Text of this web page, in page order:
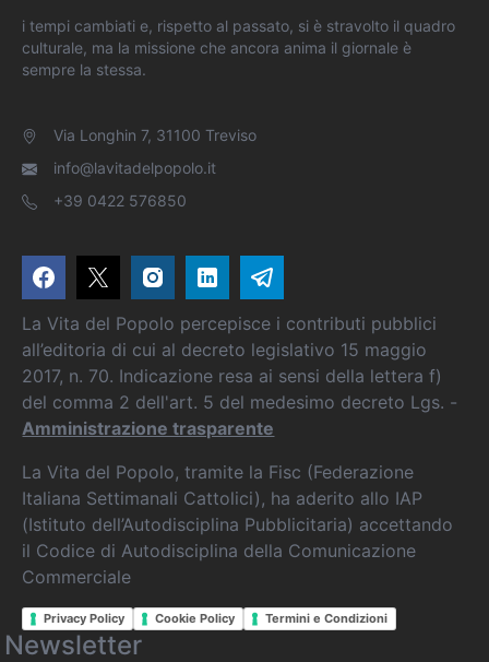
i tempi cambiati e, rispetto al passato, si è stravolto il quadro
culturale, ma la missione che ancora anima il giornale è
sempre la stessa.
Via Longhin 7, 31100 Treviso
info@lavitadelpopolo.it
+39 0422 576850
La Vita del Popolo percepisce i contributi pubblici
all’editoria di cui al decreto legislativo 15 maggio
2017, n. 70. Indicazione resa ai sensi della lettera f)
del comma 2 dell'art. 5 del medesimo decreto Lgs. -
Amministrazione trasparente
La Vita del Popolo, tramite la Fisc (Federazione
Italiana Settimanali Cattolici), ha aderito allo IAP
(Istituto dell’Autodisciplina Pubblicitaria) accettando
il Codice di Autodisciplina della Comunicazione
Commerciale
Privacy Policy Cookie Policy Termini e Condizioni
Newsletter